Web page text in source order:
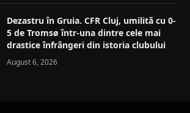
Dezastru în Gruia. CFR Cluj, umilită cu 0-
5 de Tromsø într-una dintre cele mai
drastice înfrângeri din istoria clubului
August 6, 2026